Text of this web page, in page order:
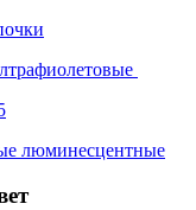
люминесцентные